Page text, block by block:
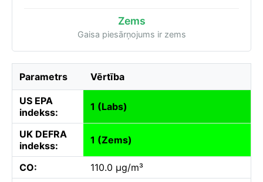
Zems
Gaisa piesārņojums ir zems
Parametrs Vērtība
US EPA
indekss:
1 (Labs)
UK DEFRA
indekss:
1 (Zems)
CO:
110.0 µg/m³